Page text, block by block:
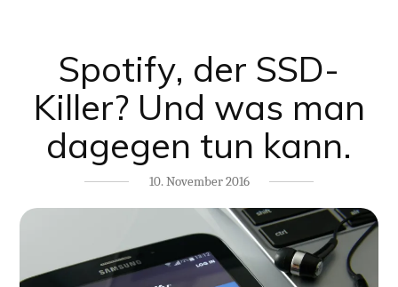
Spotify, der SSD-
Killer? Und was man
dagegen tun kann.
10. November 2016